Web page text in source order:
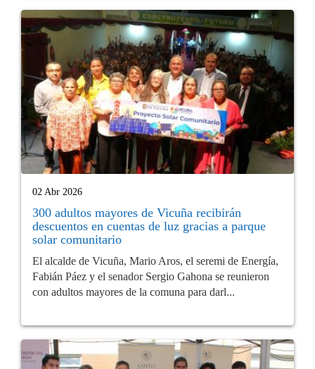
02 Abr 2026
300 adultos mayores de Vicuña recibirán
descuentos en cuentas de luz gracias a parque
solar comunitario
El alcalde de Vicuña, Mario Aros, el seremi de Energía,
Fabián Páez y el senador Sergio Gahona se reunieron
con adultos mayores de la comuna para darl...